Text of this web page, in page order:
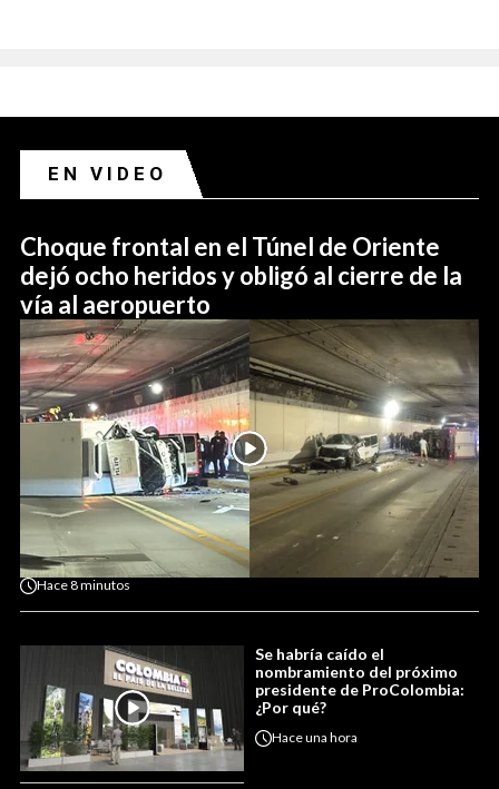
EN VIDEO
Choque frontal en el Túnel de Oriente
dejó ocho heridos y obligó al cierre de la
vía al aeropuerto
Hace8 minutos
Se habría caído el
nombramiento del próximo
presidente de ProColombia:
¿Por qué?
Haceuna hora